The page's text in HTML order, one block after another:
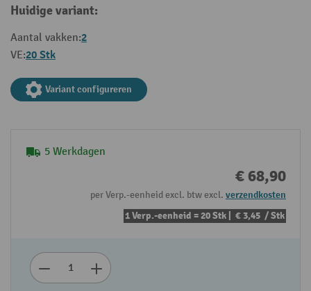
Huidige variant:
Aantal vakken:2
VE:20 Stk
Variant configureren
5 Werkdagen
€ 68,90
per Verp.-eenheid excl. btw excl. verzendkosten
1 Verp.-eenheid = 20 Stk | € 3,45 / Stk